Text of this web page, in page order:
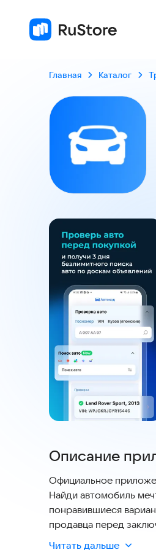
Главная Каталог
Скриншоты
Описание
Официальное
Найди автомобиль
понравившиеся
продавца перед
Читать дальше